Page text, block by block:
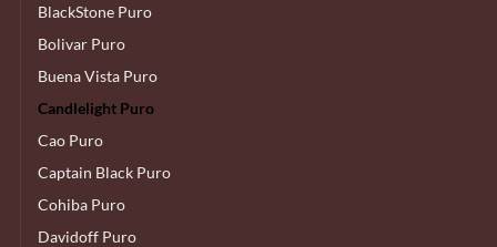
BlackStone Puro
Bolivar Puro
Buena Vista Puro
Candlelight Puro
Cao Puro
Captain Black Puro
Cohiba Puro
Davidoff Puro